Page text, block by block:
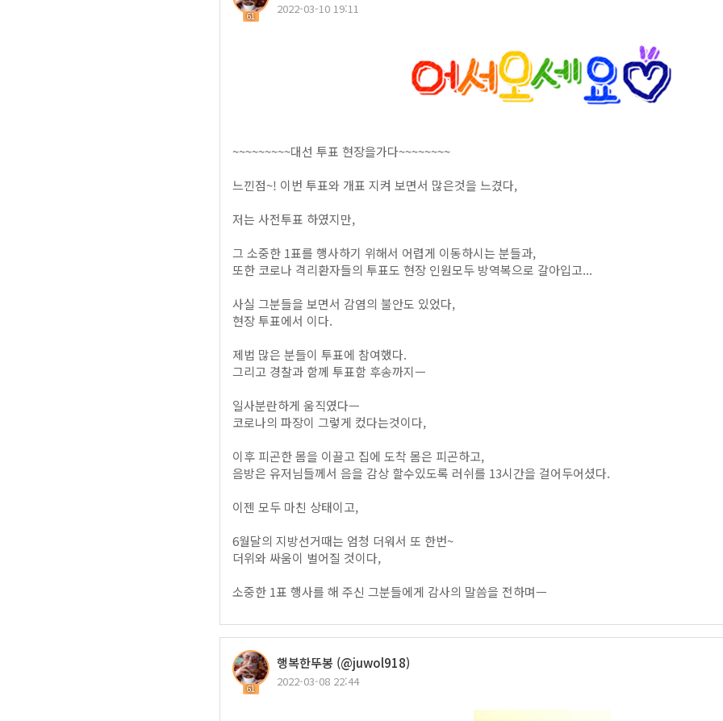
61 2022-03-10 19:11
~~~~~~~~~대선 투표 현장을가다~~~~~~~~
느낀점~! 이번 투표와 개표 지켜 보면서 많은것을 느겼다,
저는 사전투표 하였지만,
그 소중한 1표를 행사하기 위해서 어렵게 이동하시는 분들과,
또한 코로나 격리환자들의 투표도 현장 인원모두 방역복으로 갈아입고...
사실 그분들을 보면서 감염의 불안도 있었다,
현장 투표에서 이다.
제법 많은 분들이 투표에 참여했다.
그리고 경찰과 함께 투표함 후송까지ㅡ
일사분란하게 움직였다ㅡ
코로나의 파장이 그렇게 컸다는것이다,
이후 피곤한 몸을 이끌고 집에 도착 몸은 피곤하고,
음방은 유저님들께서 음을 감상 할수있도록 러쉬를 13시간을 걸어두어셨다.
이젠 모두 마친 상태이고,
6월달의 지방선거때는 엄청 더워서 또 한번~
더위와 싸움이 벌어질 것이다,
소중한 1표 행사를 해 주신 그분들에게 감사의 말씀을 전하며ㅡ
61
행복한뚜봉 (@juwol918)
2022-03-08 22:44